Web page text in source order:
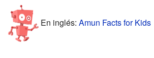
En inglés: Amun Facts for Kids